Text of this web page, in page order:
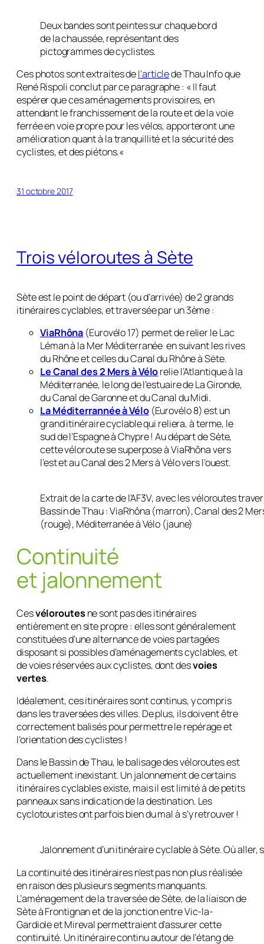
Deux bandes sont peintes sur chaque bord
de la chaussée, représentant des
pictogrammes de cyclistes.
Ces photos sont extraites del’articlede Thau Info que
René Rispoli conclut par ce paragraphe : «Il faut
espérer que ces aménagements provisoires, en
attendant le franchissement de la route et de la voie
ferrée en voie propre pour les vélos, apporteront une
amélioration quant à la tranquillité et la sécurité des
cyclistes, et des piétons.«
31 octobre 2017
Trois véloroutes à Sète
Sète est le point de départ (ou d’arrivée) de 2 grands
itinéraires cyclables, et traversée par un 3ème :
ViaRhôna (Eurovélo 17) permet de relier le Lac
Léman à la Mer Méditerranée en suivant les rives
du Rhône et celles du Canal du Rhône à Sète.
Le Canal des 2 Mers à Vélorelie l’Atlantique à la
Méditerranée, le long de l’estuaire de La Gironde,
du Canal de Garonne et du Canal du Midi.
La Méditerrannée à Vélo(Eurovélo 8) est un
grand itinéraire cyclable qui reliera, à terme, le
sud de l’Espagne à Chypre ! Au départ de Sète,
cette véloroute se superpose à ViaRhôna vers
l’est et au Canal des 2 Mers à Vélo vers l’ouest.
Extrait de la carte de l’AF3V, avec les véloroutes
Bassin de Thau : ViaRhôna (marron), Canal des 2
(rouge), Méditerranée à Vélo (jaune)
Continuité
et jalonnement
Cesvéloroutesne sont pas des itinéraires
entièrement en site propre : elles sont généralement
constituées d’une alternance de voies partagées
disposant si possibles d’aménagements cyclables, et
de voies réservées aux cyclistes, dont desvoies
vertes.
Idéalement, ces itinéraires sont continus, y compris
dans les traversées des villes. De plus, ils doivent être
correctement balisés pour permettre le repérage et
l’orientation des cyclistes !
Dans le Bassin de Thau, le balisage des véloroutes est
actuellement inexistant. Un jalonnement de certains
itinéraires cyclables existe, mais il est limité à de petits
panneaux sans indication de la destination. Les
cyclotouristes ont parfois bien du mal à s’y retrouver !
Jalonnement d’un itinéraire cyclable à Sète. Où aller,
La continuité des itinéraires n’est pas non plus réalisée
en raison des plusieurs segments manquants.
L’aménagement de la traversée de Sète, de la liaison de
Sète à Frontignan et de la jonction entre Vic-la-
Gardiole et Mireval permettraient d’assurer cette
continuité. Un itinéraire continu autour de l’étang de